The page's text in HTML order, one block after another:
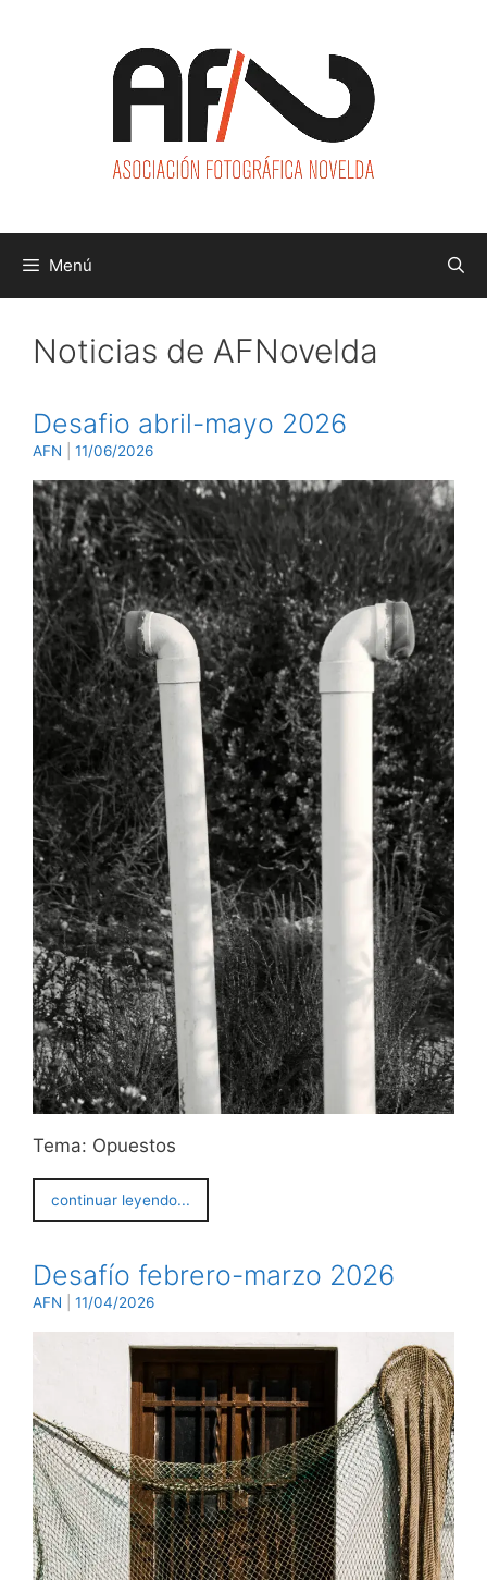
Menú
Noticias de AFNovelda
Desafio abril-mayo 2026
AFN 11/06/2026
Tema: Opuestos
continuar leyendo...
Desafío febrero-marzo 2026
AFN 11/04/2026